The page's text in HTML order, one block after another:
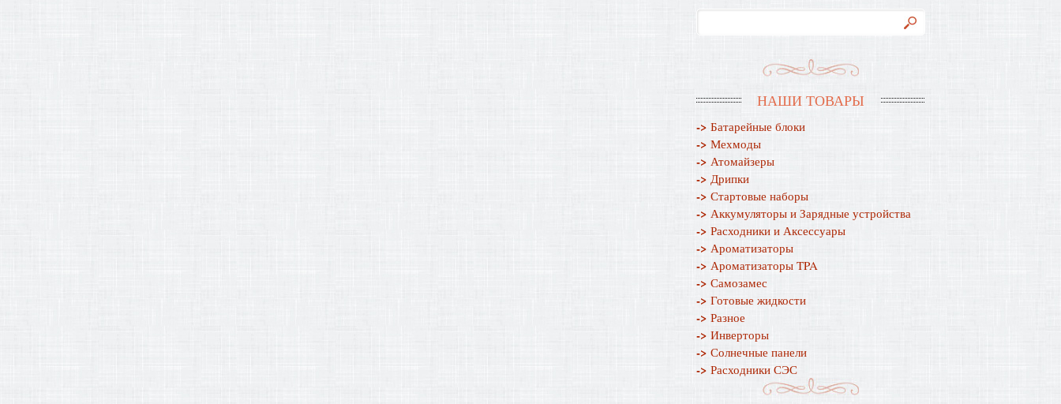
НАШИ ТОВАРЫ
-> Батарейные блоки
-> Мехмоды
-> Атомайзеры
-> Дрипки
-> Стартовые наборы
-> Аккумуляторы и Зарядные устройства
-> Расходники и Аксессуары
-> Ароматизаторы
-> Ароматизаторы TPA
-> Самозамес
-> Готовые жидкости
-> Разное
-> Инверторы
-> Солнечные панели
-> Расходники СЭС